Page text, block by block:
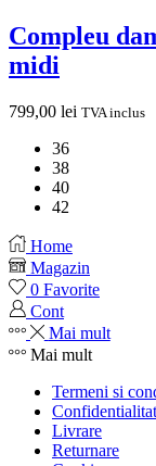
Compleu
midi
799,00 lei TVA inclus
36
38
40
42
Home
Magazin
0 Favorite
Cont
Mai mult
Mai mult
Termeni si
Livrare
Returnare